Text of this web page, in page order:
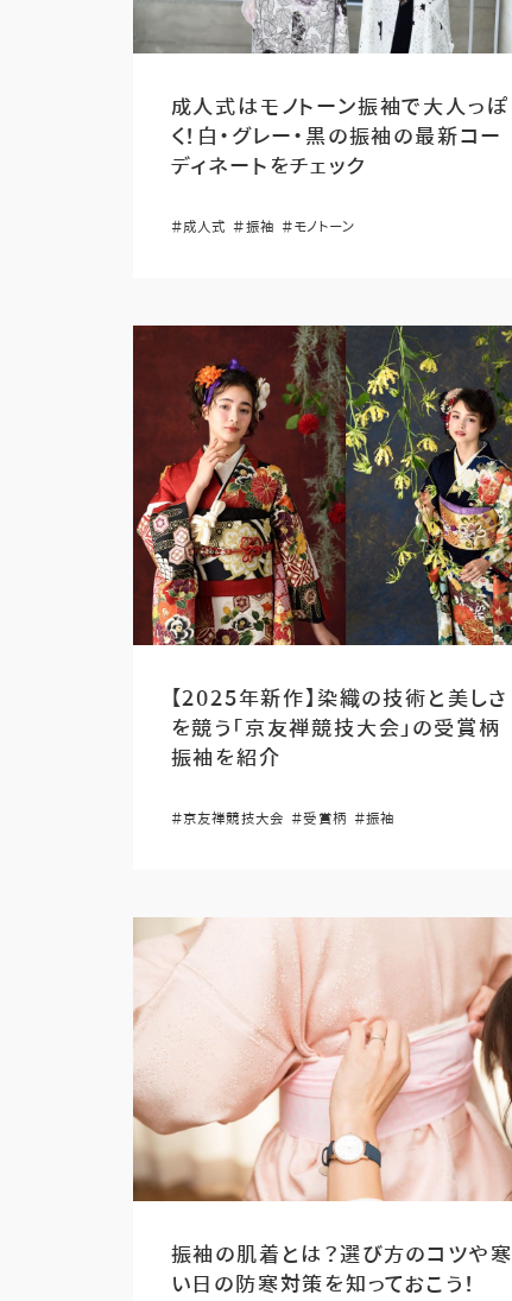
成人式はモノトーン振袖で大人っぽ
く！白・グレー・黒の振袖の最新コー
ディネートをチェック
＃成人式 ＃振袖 ＃モノトーン
【2025年新作】染織の技術と美しさ
を競う「京友禅競技大会」の受賞柄
振袖を紹介
＃京友禅競技大会 ＃受賞柄 ＃振袖
振袖の肌着とは？選び方のコツや寒
い日の防寒対策を知っておこう！